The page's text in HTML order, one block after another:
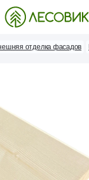
отделка фасадов